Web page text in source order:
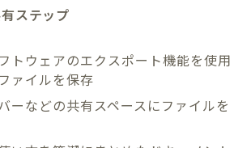
ステップ
トウェアのエクスポート機能を使用
ァイルを保存
ーなどの共有スペースにファイルを